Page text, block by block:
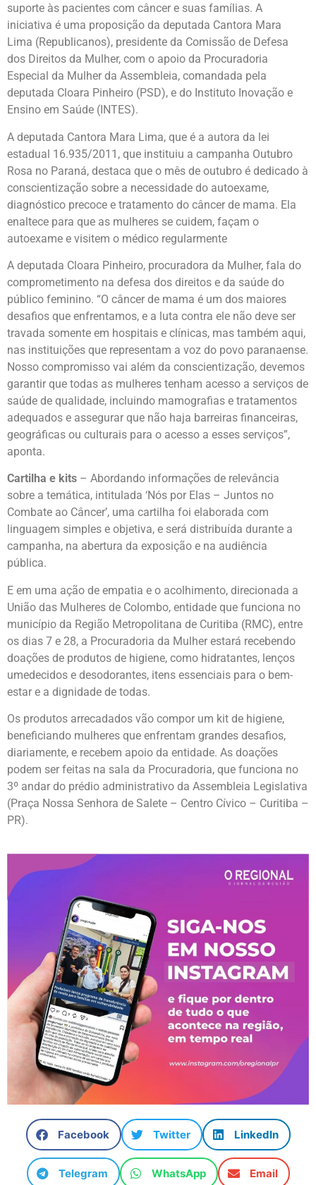
suporte às pacientes com câncer e suas famílias. A
iniciativa é uma proposição da deputada Cantora Mara
Lima (Republicanos), presidente da Comissão de Defesa
dos Direitos da Mulher, com o apoio da Procuradoria
Especial da Mulher da Assembleia, comandada pela
deputada Cloara Pinheiro (PSD), e do Instituto Inovação e
Ensino em Saúde (INTES).
A deputada Cantora Mara Lima, que é a autora da lei
estadual 16.935/2011, que instituiu a campanha Outubro
Rosa no Paraná, destaca que o mês de outubro é dedicado à
conscientização sobre a necessidade do autoexame,
diagnóstico precoce e tratamento do câncer de mama. Ela
enaltece para que as mulheres se cuidem, façam o
autoexame e visitem o médico regularmente
A deputada Cloara Pinheiro, procuradora da Mulher, fala do
comprometimento na defesa dos direitos e da saúde do
público feminino. “O câncer de mama é um dos maiores
desafios que enfrentamos, e a luta contra ele não deve ser
travada somente em hospitais e clínicas, mas também aqui,
nas instituições que representam a voz do povo paranaense.
Nosso compromisso vai além da conscientização, devemos
garantir que todas as mulheres tenham acesso a serviços de
saúde de qualidade, incluindo mamografias e tratamentos
adequados e assegurar que não haja barreiras financeiras,
geográficas ou culturais para o acesso a esses serviços”,
aponta.
Cartilha e kits – Abordando informações de relevância
sobre a temática, intitulada ‘Nós por Elas – Juntos no
Combate ao Câncer’, uma cartilha foi elaborada com
linguagem simples e objetiva, e será distribuída durante a
campanha, na abertura da exposição e na audiência
pública.
E em uma ação de empatia e o acolhimento, direcionada a
União das Mulheres de Colombo, entidade que funciona no
município da Região Metropolitana de Curitiba (RMC), entre
os dias 7 e 28, a Procuradoria da Mulher estará recebendo
doações de produtos de higiene, como hidratantes, lenços
umedecidos e desodorantes, itens essenciais para o bem-
estar e a dignidade de todas.
Os produtos arrecadados vão compor um kit de higiene,
beneficiando mulheres que enfrentam grandes desafios,
diariamente, e recebem apoio da entidade. As doações
podem ser feitas na sala da Procuradoria, que funciona no
3º andar do prédio administrativo da Assembleia Legislativa
(Praça Nossa Senhora de Salete – Centro Cívico – Curitiba –
PR).
Facebook Twitter LinkedIn
Telegram WhatsApp Email